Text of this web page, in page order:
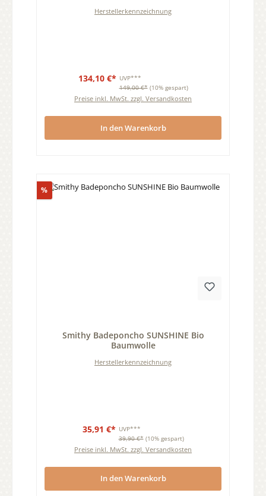
Herstellerkennzeichnung
134,10 €* UVP***
149,00 €* (10% gespart)
Preise inkl. MwSt. zzgl. Versandkosten
In den Warenkorb
%Rabatt
Smithy Badeponcho SUNSHINE Bio
Baumwolle
Herstellerkennzeichnung
35,91 €* UVP***
39,90 €* (10% gespart)
Preise inkl. MwSt. zzgl. Versandkosten
In den Warenkorb